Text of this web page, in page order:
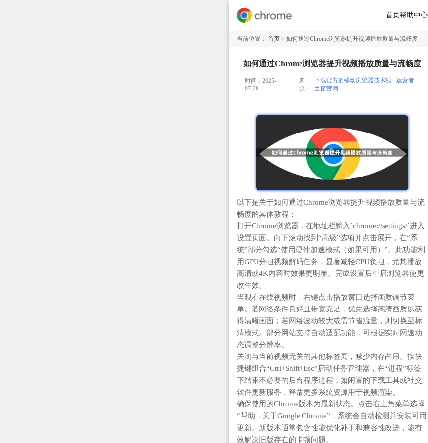
首页帮助中心
当前位置： 首页 > 如何通过Chrome浏览器提升视频播放质量与流畅度
如何通过Chrome浏览器提升视频播放质量与流畅度
时间：2025-
07-29
来
源：
下载官方的移动浏览器技术栈 - 运营者
之窗官网
以下是关于如何通过Chrome浏览器提升视频播放质量与流
畅度的具体教程：
打开Chrome浏览器，在地址栏输入`chrome://settings/`进入
设置页面。向下滚动找到“高级”选项并点击展开，在“系
统”部分勾选“使用硬件加速模式（如果可用）”。此功能利
用GPU分担视频解码任务，显著减轻CPU负担，尤其播放
高清或4K内容时效果更明显。完成设置后重启浏览器使更
改生效。
当观看在线视频时，右键点击播放窗口选择画质调节菜
单。若网络条件良好且带宽充足，优先选择高清画质以获
得清晰画面；若网络波动较大或需节省流量，则切换至标
清模式。部分网站支持自动适配功能，可根据实时网速动
态调整分辨率。
关闭与当前视频无关的其他标签页，减少内存占用。按快
捷键组合“Ctrl+Shift+Esc”启动任务管理器，在“进程”标签
下结束不必要的后台程序进程，如闲置的下载工具或社交
软件更新服务，释放更多系统资源用于视频渲染。
确保使用的Chrome版本为最新状态。点击右上角菜单选择
“帮助→关于Google Chrome”，系统会自动检测并安装可用
更新。新版本通常包含性能优化补丁和兼容性改进，能有
效解决旧版存在的卡顿问题。